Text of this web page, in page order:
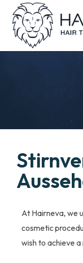
At Hairneva, we
cosmetic
wish to achieve